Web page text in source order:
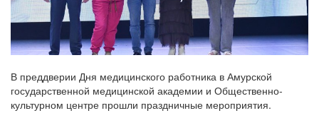
В преддверии Дня медицинского работника в Амурской
государственной медицинской академии и Общественно-
культурном центре прошли праздничные мероприятия.